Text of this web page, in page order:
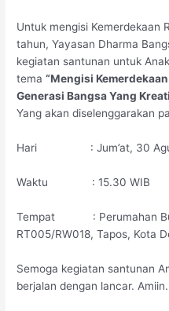
Untuk mengisi Kemerdekaan
tahun, Yayasan Dharma
kegiatan santunan untuk
tema“Mengisi
Generasi Bangsa Yang
Yang akan diselenggarakan
Hari : Jum’at, 30
Waktu : 15.30 WIB
Tempat : Perumahan
RT005/RW018, Tapos, Kota
Semoga kegiatan santunan
berjalan dengan lancar. Amiin.